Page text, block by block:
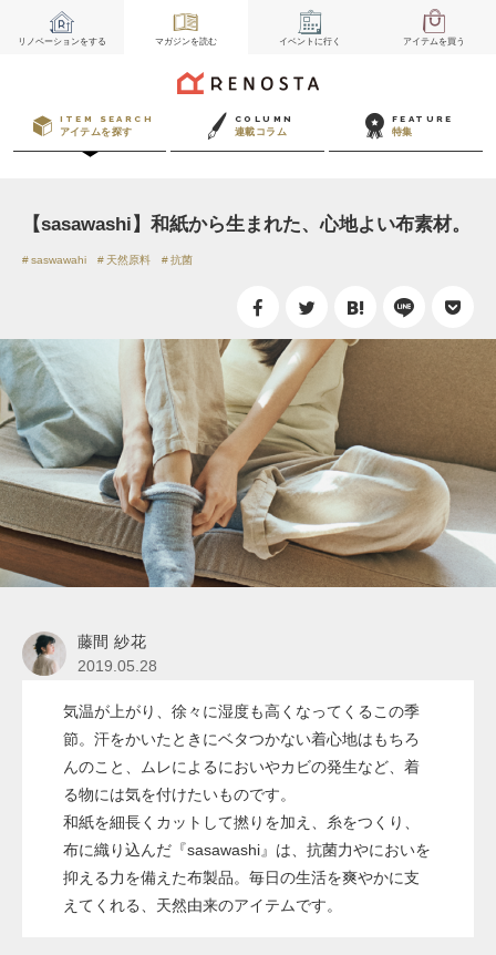
リノベーションをする マガジンを読む イベント に行く アイテムを買う
ITEM SEARCH
アイテムを探す
COLUMN
連載コラム
FEATURE
特集
【sasawashi】和紙から生まれた、心地よい布素材。
saswawahi 天然原料 抗菌
藤間 紗花
2019.05.28
気温が上がり、徐々に湿度も高くなってくるこの季
節。汗をかいたときにベタつかない着心地はもちろ
んのこと、ムレによるにおいやカビの発生など、着
る物には気を付けたいものです。
和紙を細長くカットして撚りを加え、糸をつくり、
布に織り込んだ『sasawashi』は、抗菌力やにおいを
抑える力を備えた布製品。毎日の生活を爽やかに支
えてくれる、天然由来のアイテムです。